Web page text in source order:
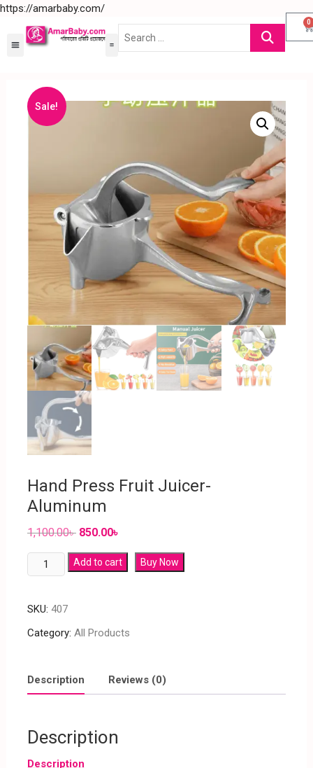
https://amarbaby.com/
0
Sale!
Hand Press Fruit Juicer-
Aluminum
1,100.00৳ 850.00৳
Add to cart Buy Now
SKU: 407
Category: All Products
Description Reviews (0)
Description
Description